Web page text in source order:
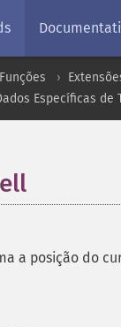
Específicas de
a posição do